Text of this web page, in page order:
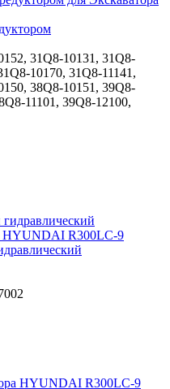
31Q8-10131, 31Q8-
10170, 31Q8-11141,
38Q8-10151, 39Q8-
11101, 39Q8-12100,